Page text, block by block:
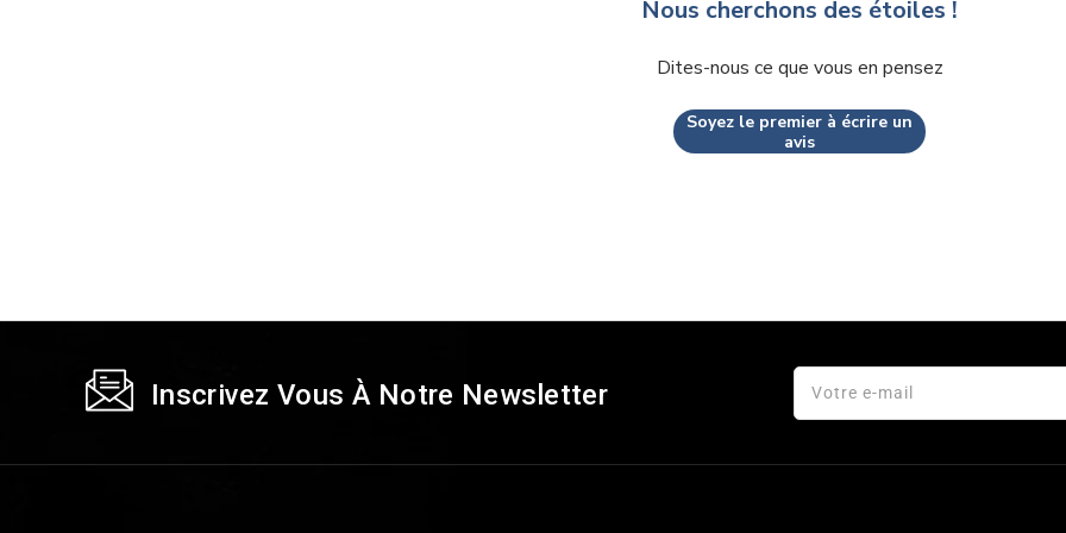
Nous cherchons des étoiles !
Dites-nous ce que vous en pensez
Soyez le premier à écrire un
avis
Inscrivez Vous À Notre Newsletter Votre e-mail